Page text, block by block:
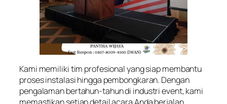
Kami memiliki tim profesional yang siap membantu
proses instalasi hingga pembongkaran. Dengan
pengalaman bertahun-tahun di industri event, kami